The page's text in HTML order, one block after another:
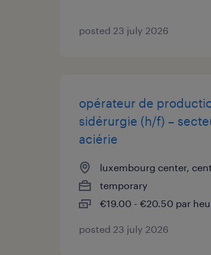
posted 23 july 2026
opérateur de
sidérurgie (h/f) –
aciérie
luxembourg center,
temporary
€19.00 - €20.50 par
posted 23 july 2026